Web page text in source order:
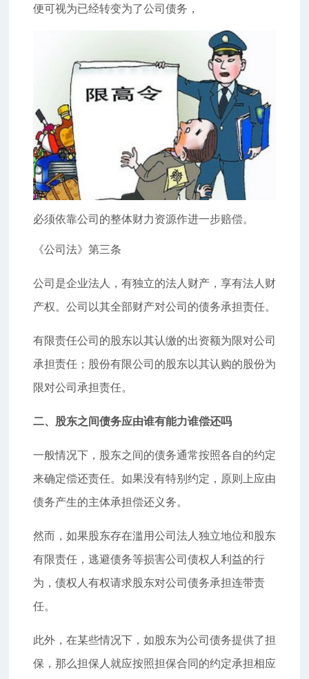
便可视为已经转变为了公司债务，
必须依靠公司的整体财力资源作进一步赔偿。
《公司法》第三条
公司是企业法人，有独立的法人财产，享有法人财
产权。公司以其全部财产对公司的债务承担责任。
有限责任公司的股东以其认缴的出资额为限对公司
承担责任；股份有限公司的股东以其认购的股份为
限对公司承担责任。
二、股东之间债务应由谁有能力谁偿还吗
一般情况下，股东之间的债务通常按照各自的约定
来确定偿还责任。如果没有特别约定，原则上应由
债务产生的主体承担偿还义务。
然而，如果股东存在滥用公司法人独立地位和股东
有限责任，逃避债务等损害公司债权人利益的行
为，债权人有权请求股东对公司债务承担连带责
任。
此外，在某些情况下，如股东为公司债务提供了担
保，那么担保人就应按照担保合同的约定承担相应